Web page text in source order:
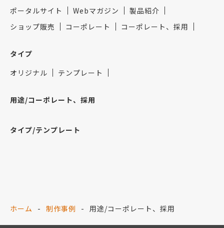
ポータルサイト
Webマガジン
製品紹介
ショップ販売
コーポレート コーポレート、採用
タイプ
オリジナル
テンプレート
用途/コーポレート、採用
タイプ/テンプレート
ホーム 制作事例 用途/コーポレート、採用